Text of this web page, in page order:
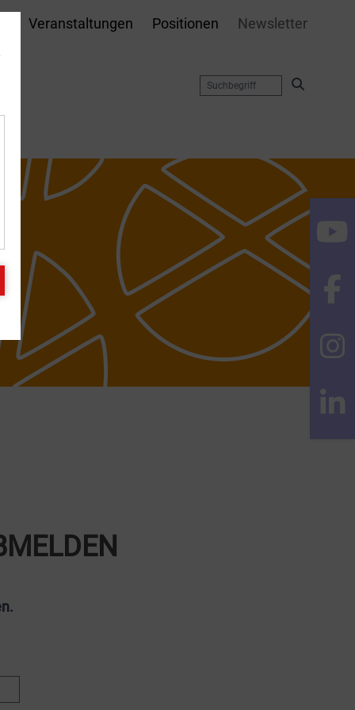
Veranstaltungen Positionen Newsletter